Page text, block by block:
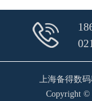
上海备得数
Copyright ©